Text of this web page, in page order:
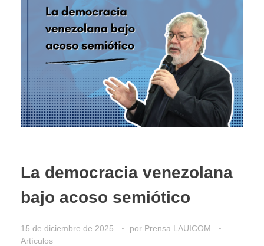
La democracia venezolana
bajo acoso semiótico
15 de diciembre de 2025 por Prensa LAUICOM
Artículos